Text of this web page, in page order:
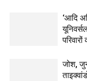
‘आदि
जोश,